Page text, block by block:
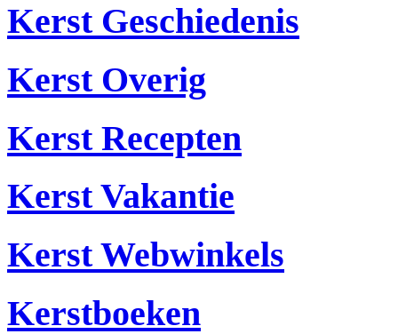
Kerst Geschiedenis
Kerst Overig
Kerst Recepten
Kerst Vakantie
Kerst Webwinkels
Kerstboeken